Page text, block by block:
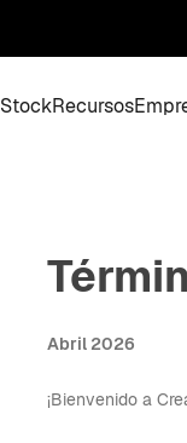
StockRecursos
Abril 2026
¡Bienvenido a